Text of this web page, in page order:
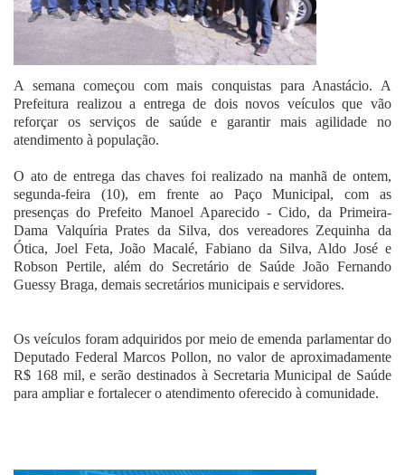
A semana começou com mais conquistas para Anastácio. A
Prefeitura realizou a entrega de dois novos veículos que vão
reforçar os serviços de saúde e garantir mais agilidade no
atendimento à população.
O ato de entrega das chaves foi realizado na manhã de ontem,
segunda-feira (10), em frente ao Paço Municipal, com as
presenças do Prefeito Manoel Aparecido - Cido, da Primeira-
Dama Valquíria Prates da Silva, dos vereadores Zequinha da
Ótica, Joel Feta, João Macalé, Fabiano da Silva, Aldo José e
Robson Pertile, além do Secretário de Saúde João Fernando
Guessy Braga, demais secretários municipais e servidores.
Os veículos foram adquiridos por meio de emenda parlamentar do
Deputado Federal Marcos Pollon, no valor de aproximadamente
R$ 168 mil, e serão destinados à Secretaria Municipal de Saúde
para ampliar e fortalecer o atendimento oferecido à comunidade.